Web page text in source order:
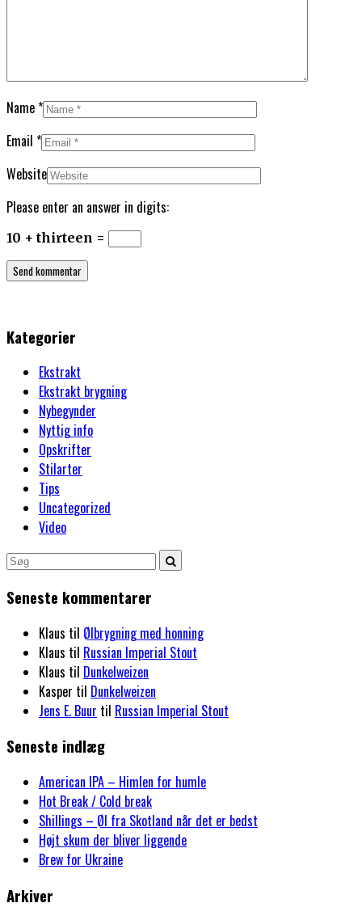
Name*
Email *
Website
Please enter an answer in digits:
10 + thirteen =
Kategorier
Ekstrakt
Ekstrakt brygning
Nybegynder
Nyttig info
Opskrifter
Stilarter
Tips
Uncategorized
Video
Seneste kommentarer
Klaus til Ølbrygning med honning
Klaus til Russian Imperial Stout
Klaus til Dunkelweizen
Kasper til Dunkelweizen
Jens E. Buur til Russian Imperial Stout
Seneste indlæg
American IPA – Himlen for humle
Hot Break / Cold break
Shillings – Øl fra Skotland når det er bedst
Højt skum der bliver liggende
Brew for Ukraine
Arkiver